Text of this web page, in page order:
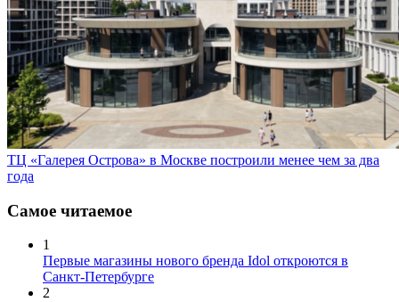
ТЦ «Галерея Острова» в Москве построили менее чем за два
года
Первые магазины нового бренда Idol откроются в
Санкт-Петербурге
2
Немецкий бренд KüchenLand Home открыл самый